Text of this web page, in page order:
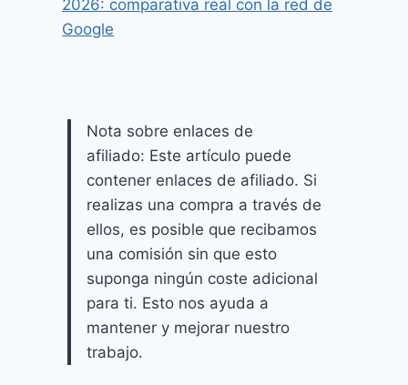
2026: comparativa real con la red de
Google
Nota sobre enlaces de
afiliado: Este artículo puede
contener enlaces de afiliado. Si
realizas una compra a través de
ellos, es posible que recibamos
una comisión sin que esto
suponga ningún coste adicional
para ti. Esto nos ayuda a
mantener y mejorar nuestro
trabajo.